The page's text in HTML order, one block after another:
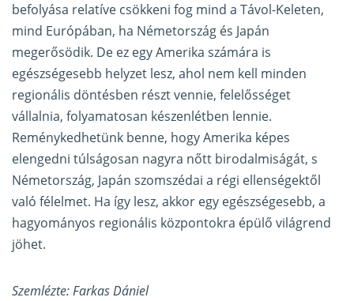
befolyása relatíve csökkeni fog mind a Távol-Keleten,
mind Európában, ha Németország és Japán
megerősödik. De ez egy Amerika számára is
egészségesebb helyzet lesz, ahol nem kell minden
regionális döntésben részt vennie, felelősséget
vállalnia, folyamatosan készenlétben lennie.
Reménykedhetünk benne, hogy Amerika képes
elengedni túlságosan nagyra nőtt birodalmiságát, s
Németország, Japán szomszédai a régi ellenségektől
való félelmet. Ha így lesz, akkor egy egészségesebb, a
hagyományos regionális központokra épülő világrend
jöhet.
Szemlézte: Farkas Dániel